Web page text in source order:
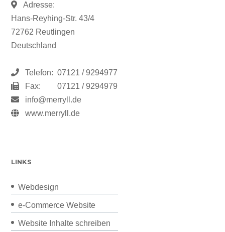
Adresse:
Hans-Reyhing-Str. 43/4
72762 Reutlingen
Deutschland
Telefon: 07121 / 9294977
Fax:
07121 / 9294979
info@merryll.de
www.merryll.de
LINKS
Webdesign
e-Commerce Website
Website Inhalte schreiben